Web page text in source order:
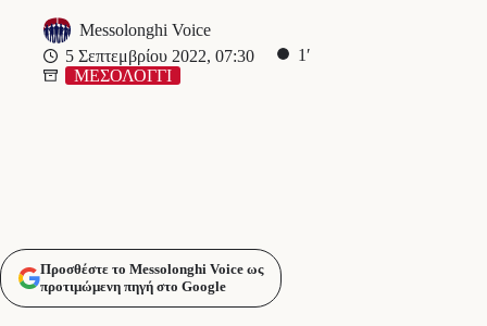
Messolonghi Voice
5 Σεπτεμβρίου 2022, 07:30
1′
ΜΕΣΟΛΟΓΓΙ
Προσθέστε το Messolonghi Voice ως
προτιμώμενη πηγή στο Google